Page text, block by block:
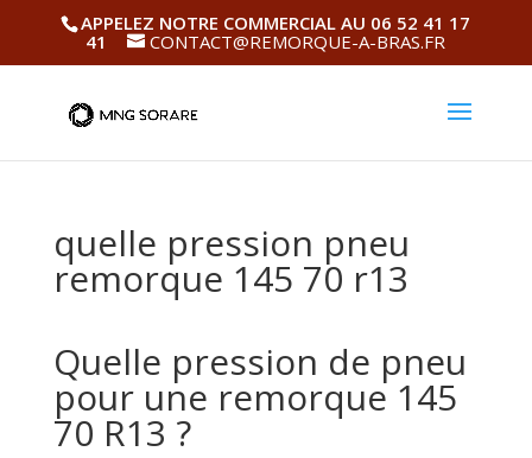
APPELEZ NOTRE COMMERCIAL AU 06 52 41 17
41
CONTACT@REMORQUE-A-BRAS.FR
quelle pression pneu
remorque 145 70 r13
Quelle pression de pneu
pour une remorque 145
70 R13 ?